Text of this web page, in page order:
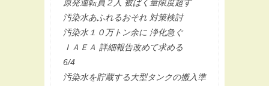
原発運転員２人 被ばく量限度超す
汚染水あふれるおそれ 対策検討
汚染水１０万トン余に 浄化急ぐ
ＩＡＥＡ 詳細報告改めて求める
6/4
汚染水を貯蔵する大型タンクの搬入準